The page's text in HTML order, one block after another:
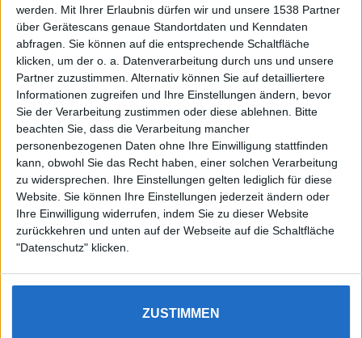
werden.
Mit Ihrer Erlaubnis dürfen wir und unsere 1538 Partner
über Gerätescans genaue Standortdaten und Kenndaten
abfragen. Sie können auf die entsprechende Schaltfläche
klicken, um der o. a. Datenverarbeitung durch uns und unsere
Partner zuzustimmen. Alternativ können Sie auf detailliertere
Informationen zugreifen und Ihre Einstellungen ändern, bevor
Sie der Verarbeitung zustimmen oder diese ablehnen.
Bitte
beachten Sie, dass die Verarbeitung mancher
personenbezogenen Daten ohne Ihre Einwilligung stattfinden
kann, obwohl Sie das Recht haben, einer solchen Verarbeitung
zu widersprechen. Ihre Einstellungen gelten lediglich für diese
Website. Sie können Ihre Einstellungen jederzeit ändern oder
Ihre Einwilligung widerrufen, indem Sie zu dieser Website
zurückkehren und unten auf der Webseite auf die Schaltfläche
"Datenschutz" klicken.
ZUSTIMMEN
Auf DESMONDO findet Ihr Inspirationen für
individuelles, gemütliches und intelligentes Wohnen,
die aktuellsten Einrichtungstrends und Informatives zu
neuesten Smart Home Systemen.
About
DESMONDO Suche
Rechtliches
Impressum
Datenschutz
Sitemap
4